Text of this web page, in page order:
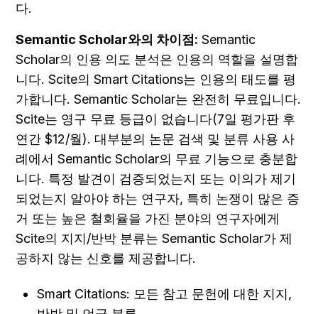
다.
Semantic Scholar와의 차이점: Semantic
Scholar의 인용 의도 분석은 인용의 역할을 설명합
니다. Scite의 Smart Citations는 인용의 태도를 평
가합니다. Semantic Scholar는 완전히 무료입니다.
Scite는 영구 무료 등급이 없습니다(7일 평가판 후
연간 $12/월). 대부분의 논문 검색 및 분류 사용 사
례에서 Semantic Scholar의 무료 기능으로 충분합
니다. 특정 발견이 검증되었는지 또는 이의가 제기
되었는지 알아야 하는 연구자, 특히 논쟁이 많은 증
거 또는 높은 철회율을 가진 분야의 연구자에게
Scite의 지지/반박 분류는 Semantic Scholar가 제
공하지 않는 신호를 제공합니다.
Smart Citations: 모든 참고 문헌에 대한 지지,